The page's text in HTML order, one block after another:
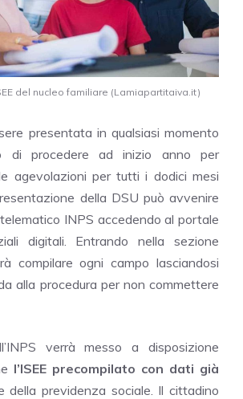
del nucleo familiare (Lamiapartitaiva.it)
presentata in qualsiasi momento
di procedere ad inizio anno per
agevolazioni per tutti i dodici mesi
della DSU può avvenire
INPS accedendo al portale
digitali. Entrando nella sezione
compilare ogni campo lasciandosi
alla procedura per non commettere
verrà messo a disposizione
l’ISEE precompilato con dati già
della previdenza sociale. Il cittadino